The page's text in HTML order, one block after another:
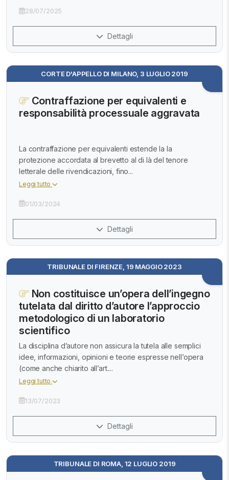
28/07/2025
Dettagli
CORTE D'APPELLO DI MILANO, 3 LUGLIO 2019
Contraffazione per equivalenti e
responsabilità processuale aggravata
La contraffazione per equivalenti estende la la
protezione accordata al brevetto al di là del tenore
letterale delle rivendicazioni, fino...
Leggi tutto
01/03/2024
Dettagli
TRIBUNALE DI FIRENZE, 19 MAGGIO 2023
Non costituisce un’opera dell’ingegno
tutelata dal diritto d’autore l’approccio
metodologico di un laboratorio
scientifico
La disciplina d’autore non assicura la tutela alle semplici
idee, informazioni, opinioni e teorie espresse nell’opera
(come anche chiarito all’art....
Leggi tutto
13/07/2023
Dettagli
TRIBUNALE DI ROMA, 12 LUGLIO 2019